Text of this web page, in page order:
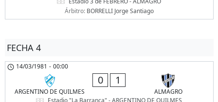
Árbitro: BORRELLI Jorge Santiago
FECHA 4
14/03/1981 - 00:00
ARGENTINO DE QUILMES
0 1
ALMAGRO
Estadio "La Barranca" - ARGENTINO DE QUILMES